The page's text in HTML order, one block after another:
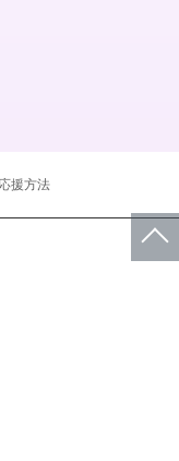
応援方法